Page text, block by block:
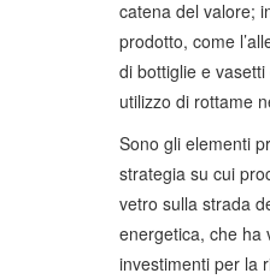
catena del valore;
prodotto, come
di bottiglie e
utilizzo di rottame
Sono gli elementi
strategia su cui
vetro sulla strada
energetica, che ha
investimenti per la